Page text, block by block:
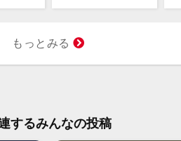
もっとみる
するみんなの投稿